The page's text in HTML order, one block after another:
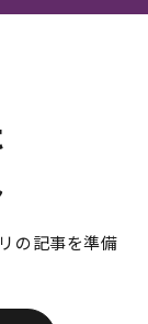
の記事を準備